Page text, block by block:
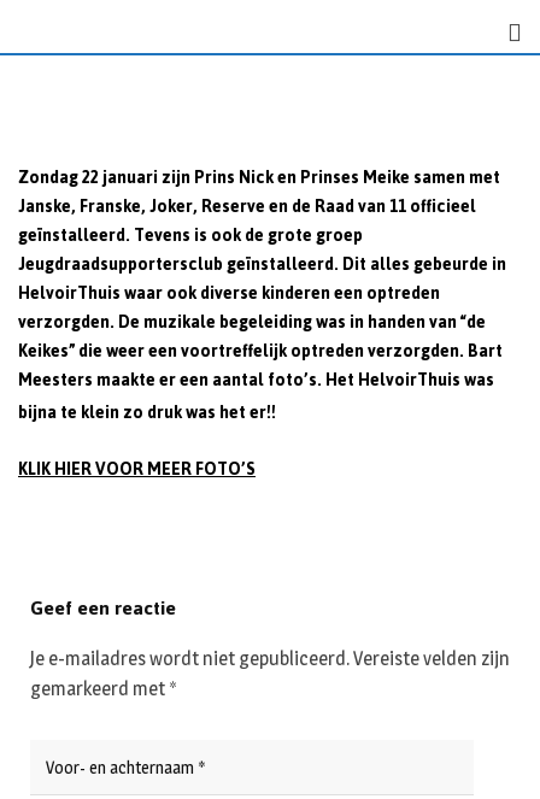
Zondag 22 januari zijn Prins Nick en Prinses Meike samen met
Janske, Franske, Joker, Reserve en de Raad van 11 officieel
geïnstalleerd. Tevens is ook de grote groep
Jeugdraadsupportersclub geïnstalleerd. Dit alles gebeurde in
HelvoirThuis waar ook diverse kinderen een optreden
verzorgden. De muzikale begeleiding was in handen van “de
Keikes” die weer een voortreffelijk optreden verzorgden. Bart
Meesters maakte er een aantal foto’s. Het HelvoirThuis was
bijna te kleinzo druk was het er!!
KLIK HIER VOOR MEER FOTO’S
Geef een reactie
Je e-mailadres wordt niet gepubliceerd.Vereiste velden zijn
gemarkeerd met *